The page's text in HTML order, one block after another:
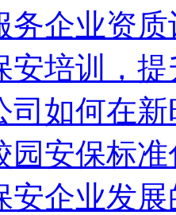
务企业资
安培训，
司如何在
园安保标
安企业发